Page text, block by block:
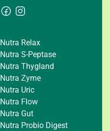
Nutra Relax
Nutra S-Peptase
Nutra Thygland
Nutra Zyme
Nutra Uric
Nutra Flow
Nutra Gut
Nutra Probio Digest